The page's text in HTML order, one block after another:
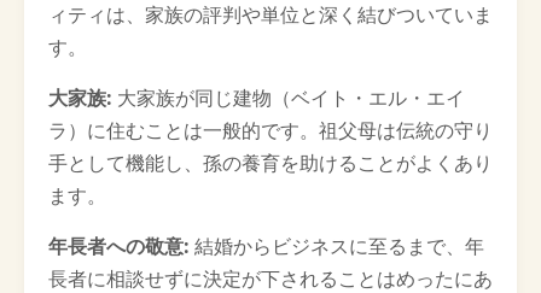
ィティは、家族の評判や単位と深く結びついていま
す。
大家族: 大家族が同じ建物（ベイト・エル・エイ
ラ）に住むことは一般的です。祖父母は伝統の守り
手として機能し、孫の養育を助けることがよくあり
ます。
年長者への敬意: 結婚からビジネスに至るまで、年
長者に相談せずに決定が下されることはめったにあ